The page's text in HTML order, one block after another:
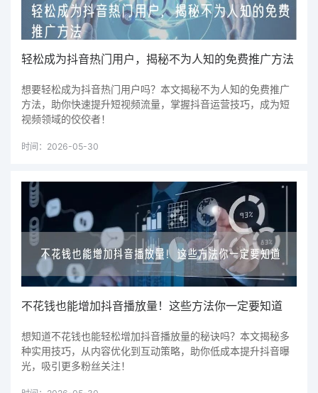
轻松成为抖音热门用户，揭秘不为人知的免费推广方法
想要轻松成为抖音热门用户吗？本文揭秘不为人知的免费推广
方法，助你快速提升短视频流量，掌握抖音运营技巧，成为短
视频领域的佼佼者！
时间：2026-05-30
不花钱也能增加抖音播放量！这些方法你一定要知道
想知道不花钱也能轻松增加抖音播放量的秘诀吗？本文揭秘多
种实用技巧，从内容优化到互动策略，助你低成本提升抖音曝
光，吸引更多粉丝关注！